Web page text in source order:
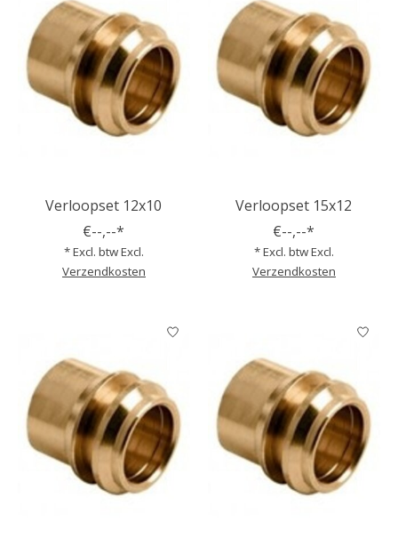
Verloopset 12x10
€--,--*
* Excl. btw Excl.
Verzendkosten
Verloopset 15x12
€--,--*
* Excl. btw Excl.
Verzendkosten